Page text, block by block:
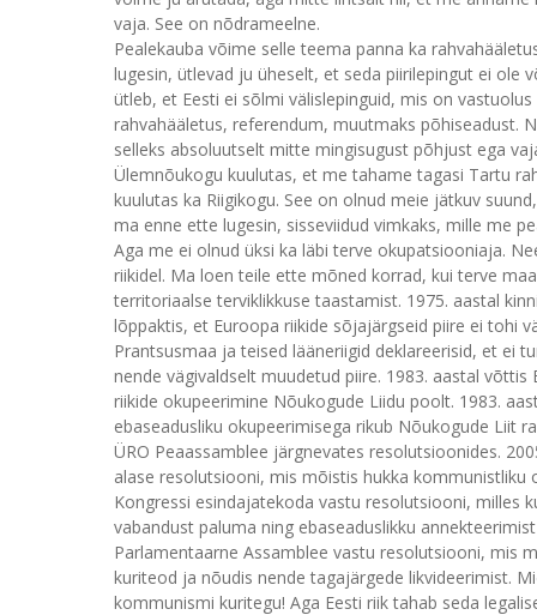
vaja. See on nõdrameelne.
Pealekauba võime selle teema panna ka
lugesin, ütlevad ju üheselt, et seda piirilepingut ei ole
ütleb, et Eesti ei sõlmi välislepinguid, mis on
rahvahääletus, referendum, muutmaks põhiseadust.
selleks absoluutselt mitte mingisugust põhjust ega
Ülemnõukogu kuulutas, et me tahame tagasi Tartu
kuulutas ka Riigikogu. See on olnud meie jätkuv
ma enne ette lugesin, sisseviidud vimkaks, mille me
Aga me ei olnud üksi ka läbi terve okupatsiooniaja.
riikidel. Ma loen teile ette mõned korrad, kui terve
territoriaalse terviklikkuse taastamist. 1975. aastal
lõppaktis, et Euroopa riikide sõjajärgseid piire ei tohi
Prantsusmaa ja teised lääneriigid deklareerisid, et ei
nende vägivaldselt muudetud piire. 1983. aastal
riikide okupeerimine Nõukogude Liidu poolt. 1983.
ebaseadusliku okupeerimisega rikub Nõukogude Liit
ÜRO Peaassamblee järgnevates resolutsioonides.
alase resolutsiooni, mis mõistis hukka kommunistliku
Kongressi esindajatekoda vastu resolutsiooni, milles
vabandust paluma ning ebaseaduslikku
Parlamentaarne Assamblee vastu resolutsiooni, mis
kuriteod ja nõudis nende tagajärgede likvideerimist.
kommunismi kuritegu! Aga Eesti riik tahab seda